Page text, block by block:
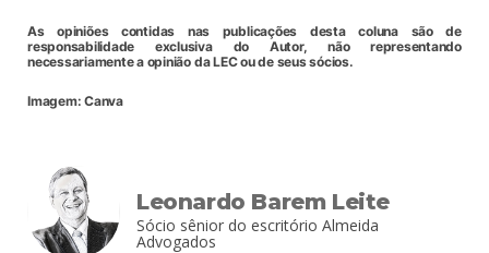
As opiniões contidas nas publicações desta coluna são de
responsabilidade exclusiva do Autor, não representando
necessariamente a opinião da LEC ou de seus sócios.
Imagem: Canva
Leonardo Barem Leite
Sócio sênior do escritório Almeida
Advogados